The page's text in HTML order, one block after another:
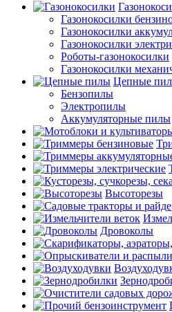
Газонокосилки
Газонокосилки
Газонокосилки
Роботы-газонокосилки
Газонокосилки
Цепные
Бензопилы
Электропилы
Аккумуляторные пилы
Высоторезы
Дровоколы